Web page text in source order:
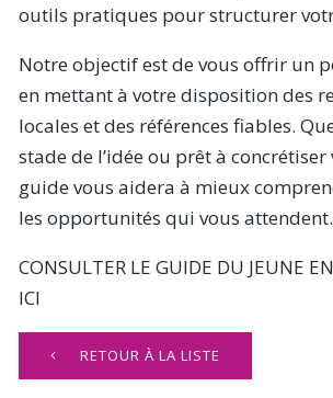
outils pratiques pour structurer
Notre objectif est de vous offrir un
en mettant à votre disposition des
locales et des références fiables.
stade de l’idée ou prêt à
guide vous aidera à mieux
les opportunités qui vous attendent.
CONSULTER LE GUIDE DU JEUNE
ICI
RETOUR À LA LISTE